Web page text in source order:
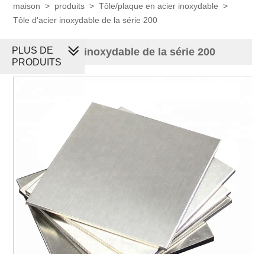
maison > produits > Tôle/plaque en acier inoxydable >
Tôle d'acier inoxydable de la série 200
Tôle d'acier inoxydable de la série 200
PLUS DE
PRODUITS